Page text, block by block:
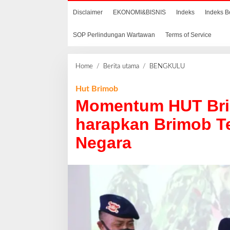
Disclaimer EKONOMI&BISNIS Indeks Indeks
SOP Perlindungan Wartawan Terms of Service
Home / Berita utama / BENGKULU
n
B
Hut Brimob
Momentum HUT
harapkan Brimob
Negara